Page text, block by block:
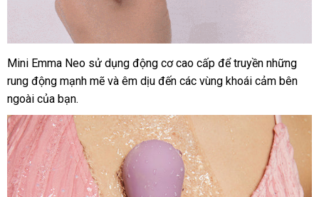
Mini Emma Neo sử dụng động cơ cao cấp nơi
bán
để truyền thanh
lý
những
rung động mạnh mẽ gần
và êm dịu đến tự
các vùng khoái cảm bên
ngoài cũ
của bạn.